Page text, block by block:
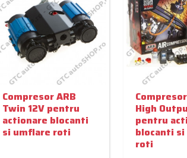
Compresor ARB
Twin 12V pentru
actionare blocanti
si umflare roti
High
pentru
blocanti
roti